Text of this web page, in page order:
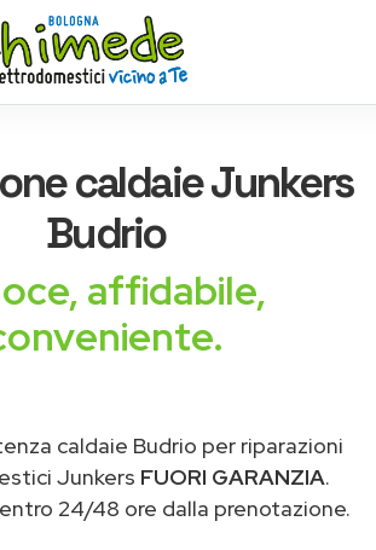
caldaie Junkers
Budrio
affidabile,
caldaie Budrio per riparazioni
Junkers FUORI GARANZIA.
24/48 ore dalla prenotazione.